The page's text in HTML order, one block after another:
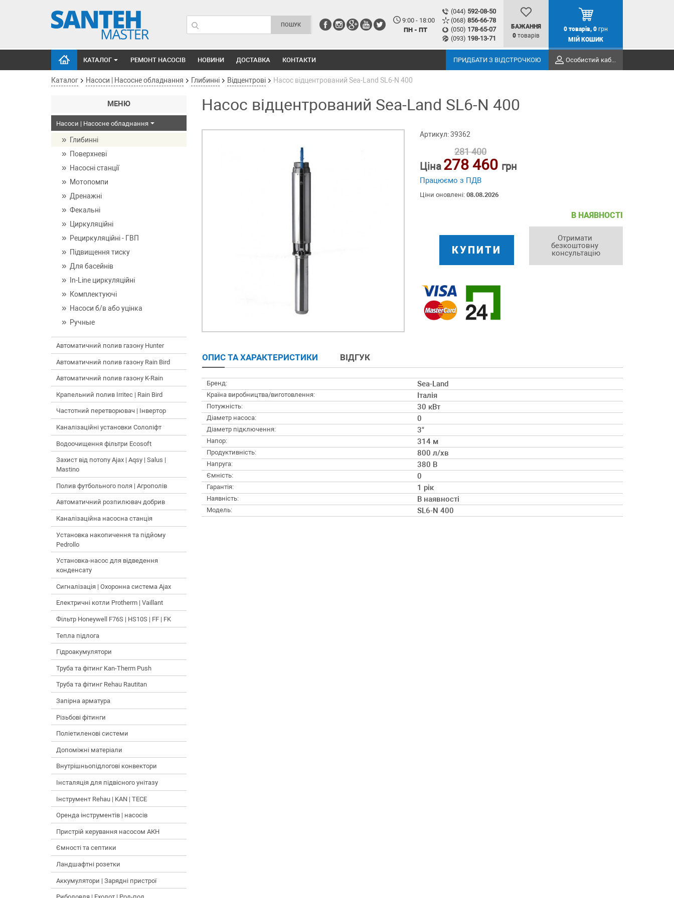
9:00 - 18:00
ПН - ПТ
(044) 592-08-50
(068) 856-66-78
(050) 178-65-07
(093) 198-13-71
БАЖАННЯ
0 товарів
0 товарів, 0 грн
МІЙ КОШИК
КАТАЛОГ РЕМОНТ НАСОСІВ НОВИНИ ДОСТАВКА КОНТАКТИ ПРИДБАТИ З ВІДСТРОЧКОЮ Особистий кабінет
Каталог Насоси | Насосне обладнання Глибинні Відцентрові Насос відцентрований Sea-Land SL6-N 400
МЕНЮ
Насоси | Насосне обладнання
Глибинні
Поверхневі
Насосні станції
Мотопомпи
Дренажні
Фекальні
Циркуляційні
Рециркуляційні - ГВП
Підвищення тиску
Для басейнів
In-Line циркуляційні
Комплектуючі
Насоси б/в або уцінка
Ручные
Автоматичний полив газону Hunter
Автоматичний полив газону Rain Bird
Автоматичний полив газону K-Rain
Крапельний полив Irritec | Rain Bird
Частотний перетворювач | Інвертор
Каналізаційні установки Сололіфт
Водоочищення фільтри Ecosoft
Захист від потопу Ajax | Aqsy | Salus |
Mastino
Полив футбольного поля | Агрополів
Автоматичний розпилювач добрив
Каналізаційна насосна станція
Установка накопичення та підйому
Pedrollo
Установка-насос для відведення
конденсату
Сигналізація | Охоронна система Ajax
Електричні котли Protherm | Vaillant
Фільтр Honeywell F76S | HS10S | FF | FK
Тепла підлога
Гідроакумулятори
Труба та фітинг Kan-Therm Push
Труба та фітинг Rehau Rautitan
Запірна арматура
Різьбові фітинги
Поліетиленові системи
Допоміжні матеріали
Внутрішньопідлогові конвектори
Інсталяція для підвісного унітазу
Інструмент Rehau | KAN | TECE
Оренда інструментів | насосів
Пристрій керування насосом АКН
Ємності та септики
Ландшафтні розетки
Аккумулятори | Зарядні пристрої
Насос відцентрований Sea-Land SL6-N 400
Артикул: 39362
Ціна
281 400
278 460 грн
Працюємо з ПДВ
Ціни оновлені: 08.08.2026
КУПИТИ
В НАЯВНОСТІ
Отримати
безкоштовну
консультацію
ОПИС ТА ХАРАКТЕРИСТИКИ ВІДГУК
Бренд: Sea-Land
Країна виробництва/виготовлення: Італія
Потужність: 30 кВт
Діаметр насоса: 0
Діаметр підключення: 3"
Напор: 314 м
Продуктивність: 800 л/хв
Напруга: 380 В
Ємність: 0
Гарантія: 1 рік
Наявність: В наявності
Модель: SL6-N 400